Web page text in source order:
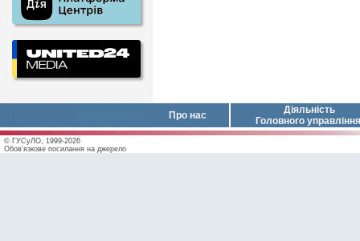
Про нас
Діяльність
Головного управління
© ГУСуЛО, 1999-2026
Обов'язкове посилання на джерело